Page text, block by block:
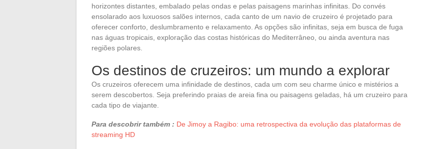
horizontes distantes, embalado pelas ondas e pelas paisagens marinhas infinitas. Do convés
ensolarado aos luxuosos salões internos, cada canto de um navio de cruzeiro é projetado para
oferecer conforto, deslumbramento e relaxamento. As opções são infinitas, seja em busca de fuga
nas águas tropicais, exploração das costas históricas do Mediterrâneo, ou ainda aventura nas
regiões polares.
Os destinos de cruzeiros: um mundo a explorar
Os cruzeiros oferecem uma infinidade de destinos, cada um com seu charme único e mistérios a
serem descobertos. Seja preferindo praias de areia fina ou paisagens geladas, há um cruzeiro para
cada tipo de viajante.
Para descobrir também : De Jimoy a Ragibo: uma retrospectiva da evolução das plataformas de
streaming HD